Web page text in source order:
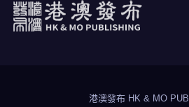
港澳發布 HK & MO